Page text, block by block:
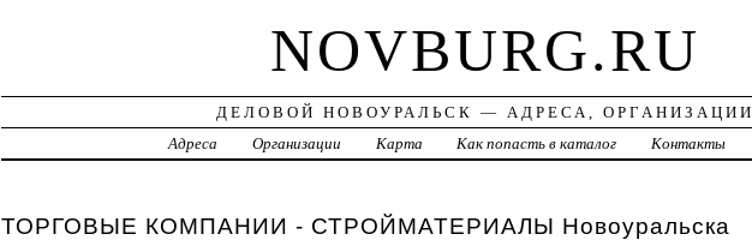
NOVBURG.RU
ДЕЛОВОЙ НОВОУРАЛЬСК — АДРЕСА, ОРГАНИЗАЦИИ
Адреса
Организации Карта Как попасть в каталог Контакты
ТОРГОВЫЕ КОМПАНИИ - СТРОЙМАТЕРИАЛЫ Новоуральска